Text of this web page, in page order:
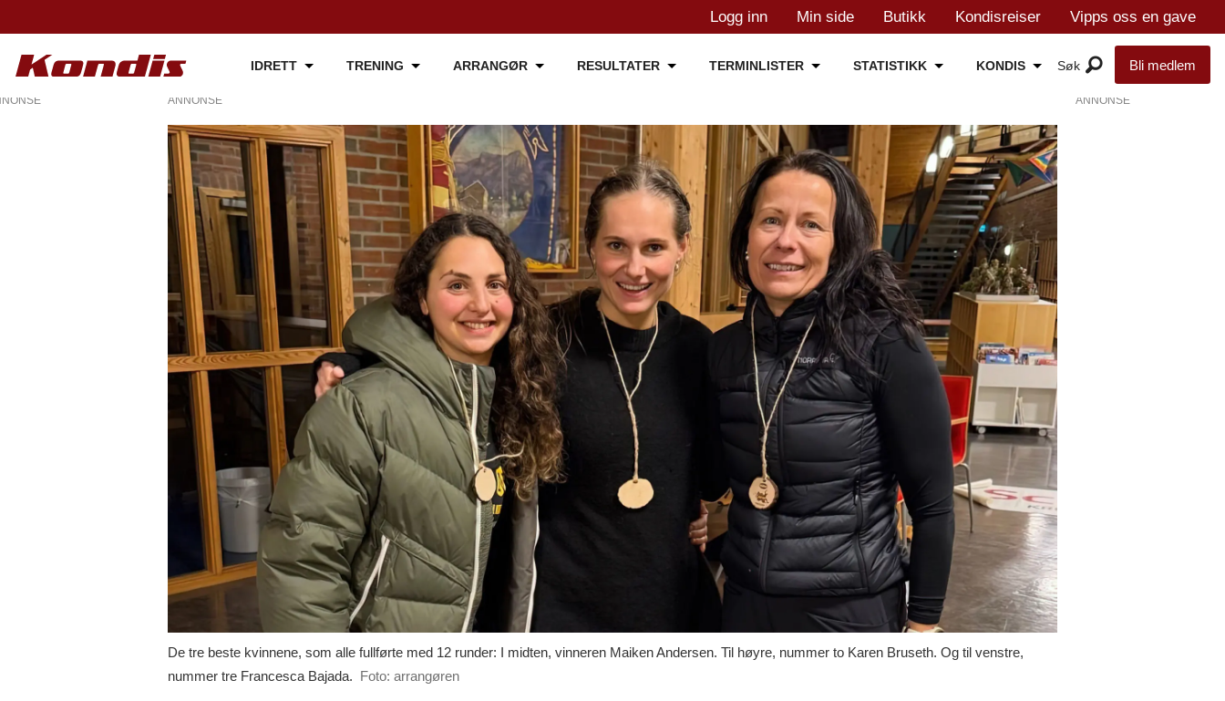
Logg inn Min side Butikk Kondisreiser Vipps oss en gave
IDRETT TRENING ARRANGØR RESULTATER TERMINLISTER STATISTIKK KONDIS Bli medlem
ANNONSE
De tre beste kvinnene, som alle fullførte med 12 runder: I midten, vinneren Maiken Andersen. Til høyre, nummer to Karen Bruseth. Og til venstre,
nummer tre Francesca Bajada. Foto: arrangøren
ANNONSE